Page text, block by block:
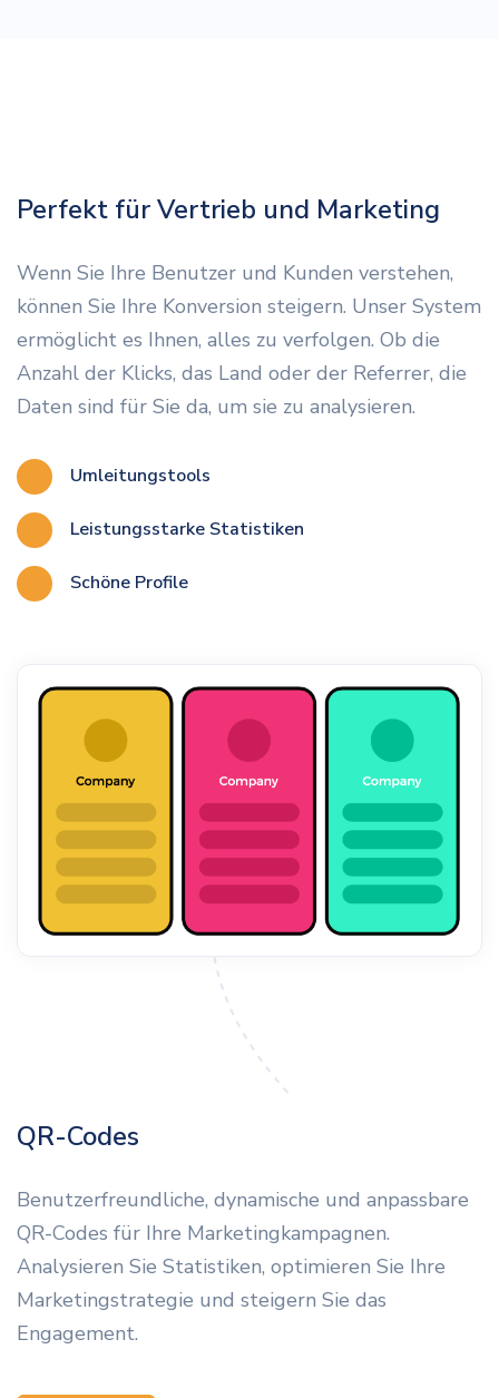
Perfekt für Vertrieb und Marketing
Wenn Sie Ihre Benutzer und Kunden verstehen,
können Sie Ihre Konversion steigern. Unser System
ermöglicht es Ihnen, alles zu verfolgen. Ob die
Anzahl der Klicks, das Land oder der Referrer, die
Daten sind für Sie da, um sie zu analysieren.
Umleitungstools
Leistungsstarke Statistiken
Schöne Profile
QR-Codes
Benutzerfreundliche, dynamische und anpassbare
QR-Codes für Ihre Marketingkampagnen.
Analysieren Sie Statistiken, optimieren Sie Ihre
Marketingstrategie und steigern Sie das
Engagement.